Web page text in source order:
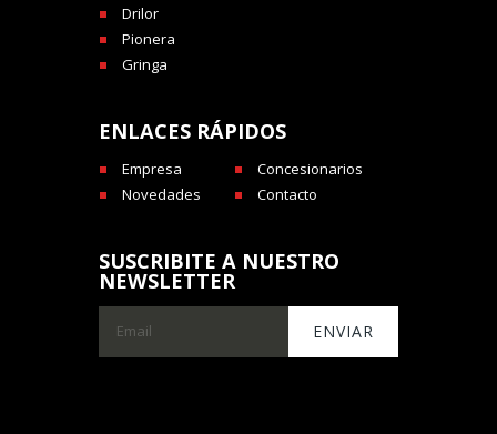
Drilor
Pionera
Gringa
ENLACES RÁPIDOS
Empresa
Concesionarios
Novedades
Contacto
SUSCRIBITE A NUESTRO
NEWSLETTER